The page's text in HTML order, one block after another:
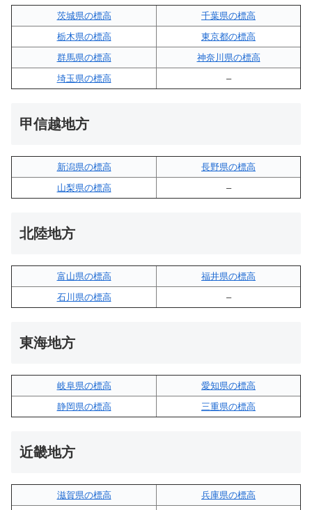
茨城県の標高
千葉県の標高
栃木県の標高
東京都の標高
群馬県の標高
神奈川県の標高
埼玉県の標高
–
甲信越地方
新潟県の標高
長野県の標高
山梨県の標高
–
北陸地方
富山県の標高
福井県の標高
石川県の標高
–
東海地方
岐阜県の標高
愛知県の標高
静岡県の標高
三重県の標高
近畿地方
滋賀県の標高
兵庫県の標高